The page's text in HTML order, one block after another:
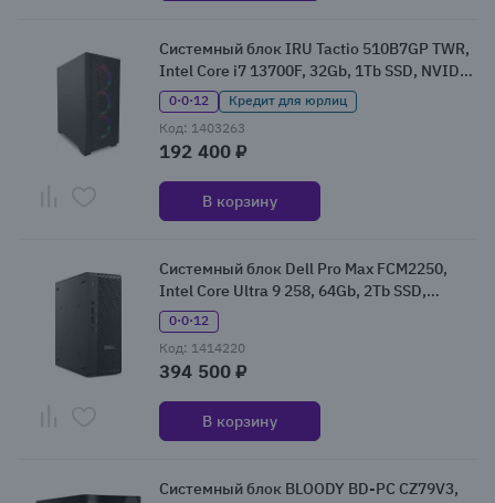
Системный блок IRU Tactio 510B7GP TWR,
Intel Core i7 13700F, 32Gb, 1Tb SSD, NVIDIA
GeForce RTX 5060Ti, Без ОС (2146239)
0·0·12
Кредит для юрлиц
Код: 1403263
192 400 ₽
В корзину
Системный блок Dell Pro Max FCM2250,
Intel Core Ultra 9 258, 64Gb, 2Tb SSD,
NVIDIA RTX 4000 Ada, W11Pro (DPMMAX-
9624)
0·0·12
Код: 1414220
394 500 ₽
В корзину
Системный блок BLOODY BD-PC CZ79V3,